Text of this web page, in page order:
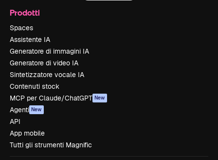
Prodotti
Spaces
Assistente IA
Generatore di immagini IA
Generatore di video IA
Sintetizzatore vocale IA
Contenuti stock
MCP per Claude/ChatGPT New
Agenti New
API
App mobile
Tutti gli strumenti Magnific